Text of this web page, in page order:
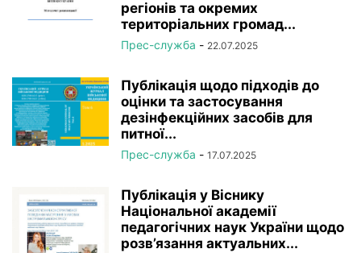
регіонів та окремих
територіальних громад...
Прес-служба - 22.07.2025
Публікація щодо підходів до
оцінки та застосування
дезінфекційних засобів для
питної...
Прес-служба - 17.07.2025
Публікація у Віснику
Національної академії
педагогічних наук України щодо
розв’язання актуальних...